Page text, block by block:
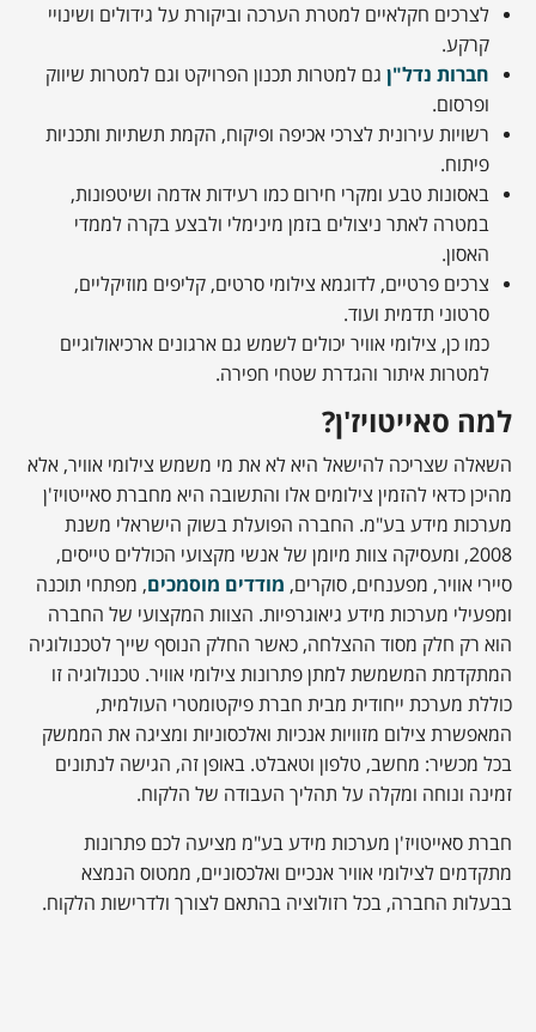
לצרכים חקלאיים למטרת הערכה וביקורת על גידולים ושינויי
קרקע.
חברות נדל"ן גם למטרות תכנון הפרויקט וגם למטרות שיווק
ופרסום.
רשויות עירונית לצרכי אכיפה ופיקוח, הקמת תשתיות ותכניות
פיתוח.
באסונות טבע ומקרי חירום כמו רעידות אדמה ושיטפונות,
במטרה לאתר ניצולים בזמן מינימלי ולבצע בקרה לממדי
האסון.
צרכים פרטיים, לדוגמא צילומי סרטים, קליפים מוזיקליים,
סרטוני תדמית ועוד.
כמו כן, צילומי אוויר יכולים לשמש גם ארגונים ארכיאולוגיים
למטרות איתור והגדרת שטחי חפירה.
למה סאייטויז'ן?
השאלה שצריכה להישאל היא לא את מי משמש צילומי אוויר, אלא
מהיכן כדאי להזמין צילומים אלו והתשובה היא מחברת סאייטויז'ן
מערכות מידע בע"מ. החברה הפועלת בשוק הישראלי משנת
2008, ומעסיקה צוות מיומן של אנשי מקצועי הכוללים טייסים,
סיירי אוויר, מפענחים, סוקרים, מודדים מוסמכים, מפתחי תוכנה
ומפעילי מערכות מידע גיאוגרפיות. הצוות המקצועי של החברה
הוא רק חלק מסוד ההצלחה, כאשר החלק הנוסף שייך לטכנולוגיה
המתקדמת המשמשת למתן פתרונות צילומי אוויר. טכנולוגיה זו
כוללת מערכת ייחודית מבית חברת פיקטומטרי העולמית,
המאפשרת צילום מזוויות אנכיות ואלכסוניות ומציגה את הממשק
בכל מכשיר: מחשב, טלפון וטאבלט. באופן זה, הגישה לנתונים
זמינה ונוחה ומקלה על תהליך העבודה של הלקוח.
חברת סאייטויז'ן מערכות מידע בע"מ מציעה לכם פתרונות
מתקדמים לצילומי אוויר אנכיים ואלכסוניים, ממטוס הנמצא
בבעלות החברה, בכל רזולוציה בהתאם לצורך ולדרישות הלקוח.